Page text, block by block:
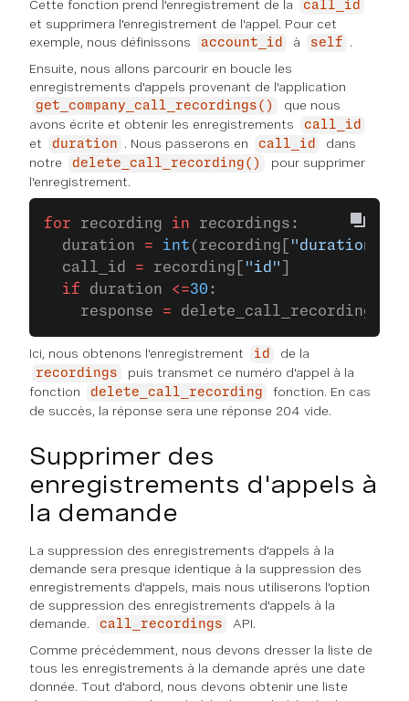
Cette fonction prend l'enregistrement de la call_id
et supprimera l'enregistrement de l'appel. Pour cet
exemple, nous définissons
account_id à self
.
Ensuite, nous allons parcourir en boucle les
enregistrements d'appels provenant de l'application
get_company_call_recordings()
que nous
avons écrite et obtenir les enregistrements
call_id
et duration . Nous passerons en call_id
dans
notre
delete_call_recording()
pour supprimer
l'enregistrement.
for recording in recordings:
  duration
= int (recording[ "duration"
  call_id
= recording[ "id"
  if
duration <=30 :
    response
=
Ici, nous obtenons l'enregistrement id de la
recordings
puis transmet ce numéro d'appel à la
fonction
delete_call_recording
fonction. En cas
de succès, la réponse sera une réponse 204 vide.
Supprimer des
enregistrements d'appels à
la demande
La suppression des enregistrements d'appels à la
demande sera presque identique à la suppression des
enregistrements d'appels, mais nous utiliserons l'option
de suppression des enregistrements d'appels à la
demande.
call_recordings
API.
Comme précédemment, nous devons dresser la liste de
tous les enregistrements à la demande après une date
donnée. Tout d'abord, nous devons obtenir une liste